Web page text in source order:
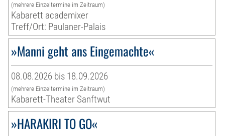
(mehrere Einzeltermine im Zeitraum)
Kabarett academixer
Treff/Ort: Paulaner-Palais
»Manni geht ans Eingemachte«
08.08.2026 bis 18.09.2026
(mehrere Einzeltermine im Zeitraum)
Kabarett-Theater Sanftwut
»HARAKIRI TO GO«